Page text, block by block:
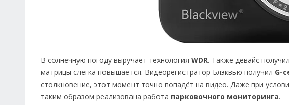
В солнечную погоду выручает технология WDR. Также девайс получил
матрицы слегка повышается. Видеорегистратор Блэквью получил G-
столкновение, этот момент точно попадёт на видео. Даже при
таким образом реализована работа парковочного мониторинга.